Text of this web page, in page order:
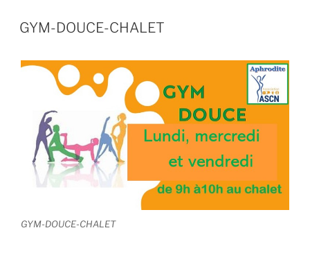
GYM-DOUCE-CHALET
GYM-DOUCE-CHALET